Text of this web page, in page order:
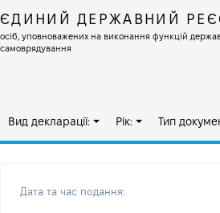
ЄДИНИЙ ДЕРЖАВНИЙ
осіб, уповноважених на виконання функцій
самоврядування
Вид декларації: Рік: Тип
Дата та час подання: